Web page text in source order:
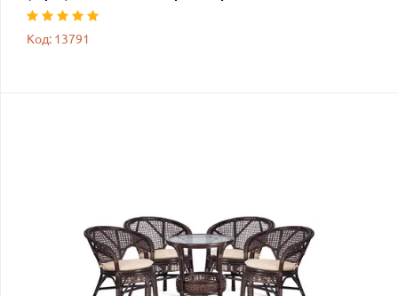
Код: 13791